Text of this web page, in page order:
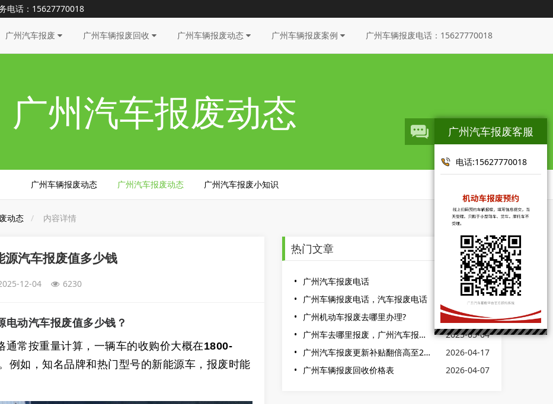
电话：15627770018
广州汽车报废 广州车辆报废回收 广州车辆报废动态 广州车辆报废案例 广州车辆报废电话：15627770018
广州汽车报废动态
广州车辆报废动态 广州汽车报废动态 广州汽车报废小知识
动态 内容详情
源汽车报废值多少钱
12-04 6230
动汽车报废值多少钱？
通常按重量计算，一辆车的收购价大概在1800-
例如，知名品牌和热门型号的新能源车，报废时能
热门文章
广州汽车报废电话
2026-04-17
广州车辆报废电话，汽车报废电话
2025-12-04
广州机动车报废去哪里办理?
2025-10-28
广州车去哪里报废，广州汽车报废电话
2025-05-04
广州汽车报废更新补贴翻倍高至2万元
2026-04-17
广州车辆报废回收价格表
2026-04-07
广州汽车报废客服
电话:15627770018